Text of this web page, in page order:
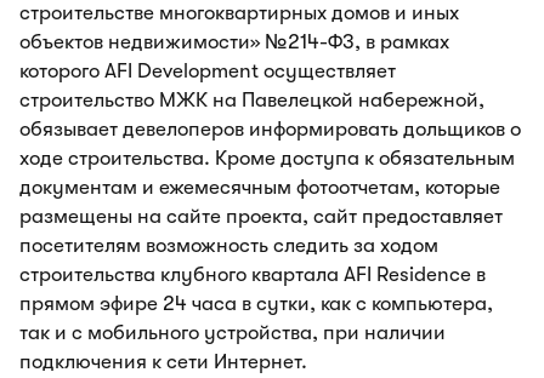
строительстве многоквартирных домов и иных
объектов недвижимости» №214-ФЗ, в рамках
которого AFI Development осуществляет
строительство МЖК на Павелецкой набережной,
обязывает девелоперов информировать дольщиков о
ходе строительства. Кроме доступа к обязательным
документам и ежемесячным фотоотчетам, которые
размещены на сайте проекта, сайт предоставляет
посетителям возможность следить за ходом
строительства клубного квартала AFI Residence в
прямом эфире 24 часа в сутки, как с компьютера,
так и с мобильного устройства, при наличии
подключения к сети Интернет.